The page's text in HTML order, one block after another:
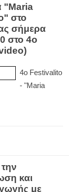
"Maria
στο
σήμερα
στο 4ο
4ο Festivalito
- "Maria
και
με